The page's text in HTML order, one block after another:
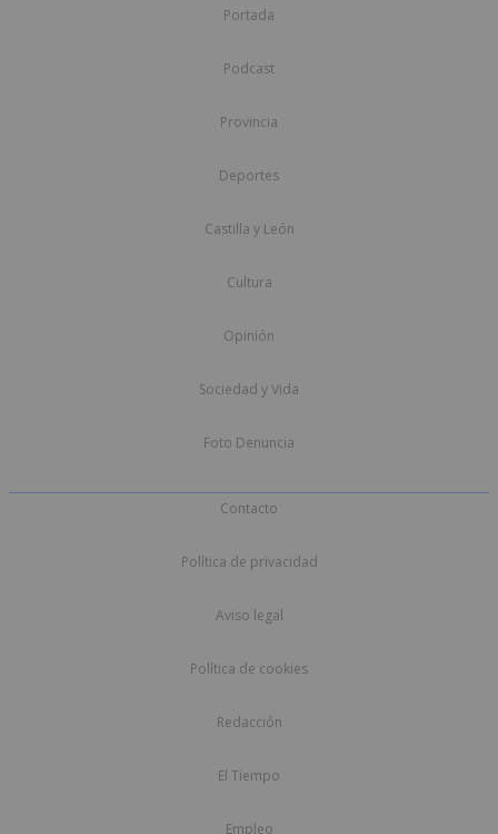
Portada
Podcast
Provincia
Deportes
Castilla y León
Cultura
Opinión
Sociedad y Vida
Foto Denuncia
Contacto
Política de privacidad
Aviso legal
Política de cookies
Redacción
El Tiempo
Empleo